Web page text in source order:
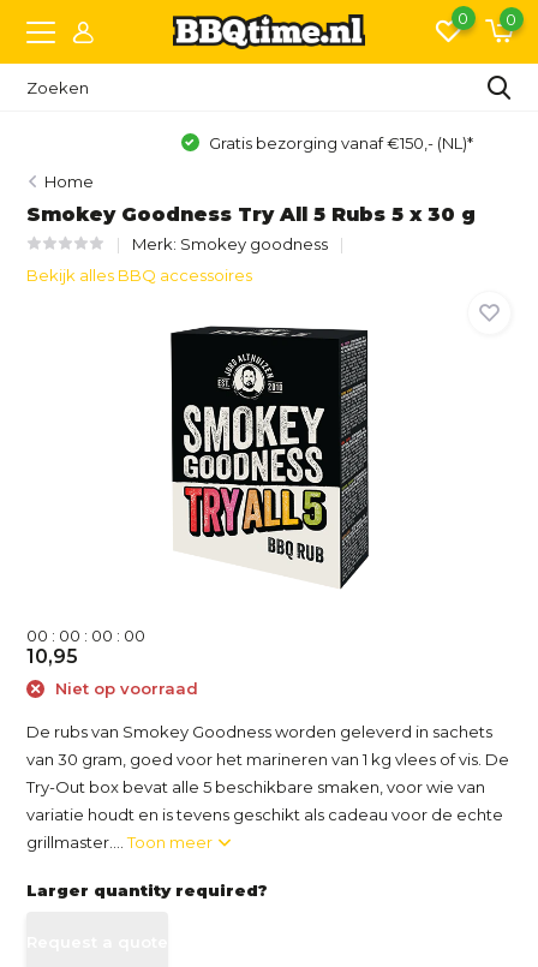
0 0
Gratis bezorging vanaf €150,- (NL)*
Home
Smokey Goodness Try All 5 Rubs 5 x 30 g
Merk: Smokey goodness
Bekijk alles BBQ accessoires
00 : 00 : 00 : 00
10,95
Niet op voorraad
De rubs van Smokey Goodness worden geleverd in sachets
van 30 gram, goed voor het marineren van 1 kg vlees of vis. De
Try-Out box bevat alle 5 beschikbare smaken, voor wie van
variatie houdt en is tevens geschikt als cadeau voor de echte
grillmaster....Toon meer
Larger quantity required?